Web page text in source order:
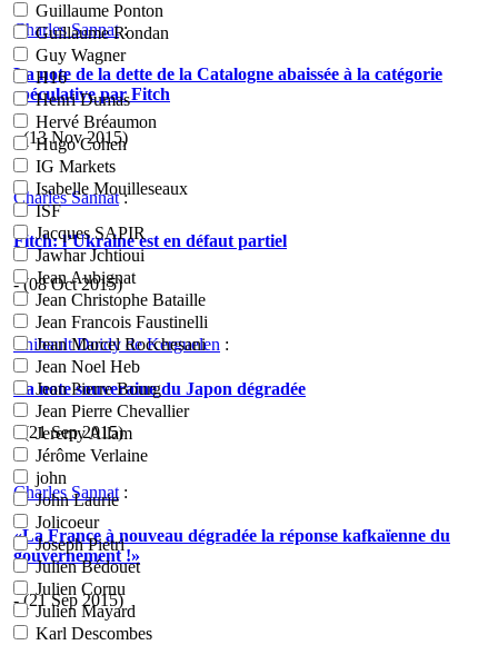
Guillaume Ponton
Guillaume Rondan
Guy Wagner
H16
Henri Dumas
Hervé Bréaumon
Hugo Cohen
IG Markets
Isabelle Mouilleseaux
ISF
Jacques SAPIR
Jawhar Jchtioui
Jean Aubignat
Jean Christophe Bataille
Jean Francois Faustinelli
Jean Marcel Rocchesani
Jean Noel Heb
Jean Pierre Bourg
Jean Pierre Chevallier
Jeremy Allam
Jérôme Verlaine
john
John Laurie
Jolicoeur
Joseph Pietri
Julien Bédouet
Julien Cornu
Julien Mayard
Karl Descombes
Charles Sannat:
La note de la dette de la Catalogne abaissée à la catégorie
spéculative par Fitch
- (13 Nov 2015)
Charles Sannat:
Fitch: l’Ukraine est en défaut partiel
- (08 Oct 2015)
Thibault Doidy de Kerguelen :
La note souveraine du Japon dégradée
- (21 Sep 2015)
Charles Sannat :
«La France à nouveau dégradée la réponse kafkaïenne du
gouvernement !»
- (21 Sep 2015)